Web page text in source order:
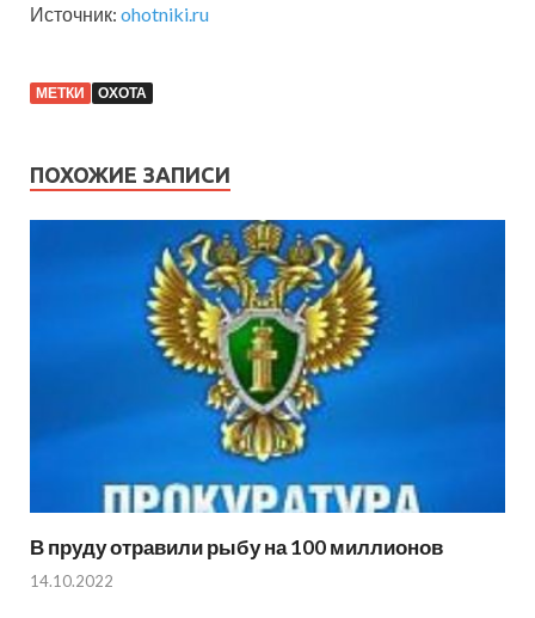
Источник: ohotniki.ru
МЕТКИ ОХОТА
ПОХОЖИЕ ЗАПИСИ
В пруду отравили рыбу на 100 миллионов
14.10.2022